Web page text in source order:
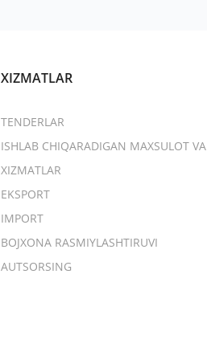
XIZMATLAR
TENDERLAR
ISHLAB CHIQARADIGAN MAXSULOT VA
XIZMATLAR
EKSPORT
IMPORT
BOJXONA RASMIYLASHTIRUVI
AUTSORSING